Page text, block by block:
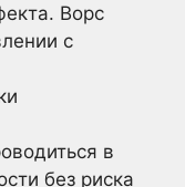
Ворс
с
в
без риска